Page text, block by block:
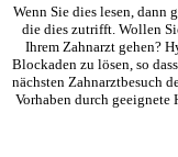
Wenn Sie dies lesen, dann
die dies zutrifft. Wollen
Ihrem Zahnarzt gehen?
Blockaden zu lösen, so
nächsten Zahnarztbesuch
Vorhaben durch geeignete